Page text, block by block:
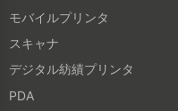
モバイルプリンタ
スキャナ
デジタル紡績プリンタ
PDA